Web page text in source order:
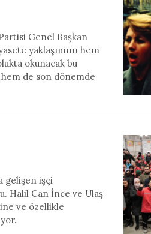
Genel Başkan
yaklaşımını hem
okunacak bu
hem de son dönemde
gelişen işçi
Halil Can İnce ve Ulaş
ve özellikle